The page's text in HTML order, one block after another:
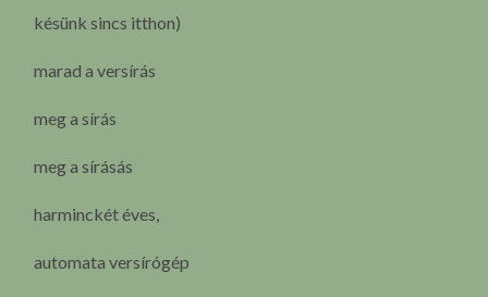
késünk sincs itthon)
marad a versírás
meg a sírás
meg a sírásás
harminckét éves,
automata versírógép